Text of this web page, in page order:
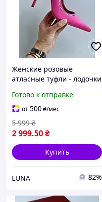
Женские розовые
атласные туфли - лодочки
Begum 95 Амина Муадди
Готово к отправке
от500₴/мес
2 999.50₴
5 999 ₴
Купить
LUNA 82%